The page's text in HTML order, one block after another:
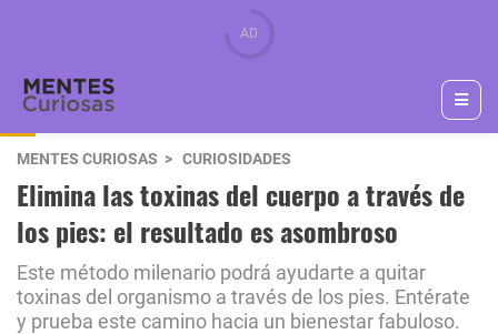
MENTES CURIOSAS CURIOSIDADES
Elimina las toxinas del cuerpo a través de
los pies: el resultado es asombroso
Este método milenario podrá ayudarte a quitar
toxinas del organismo a través de los pies. Entérate
y prueba este camino hacia un bienestar fabuloso.